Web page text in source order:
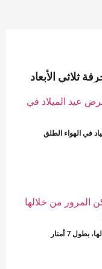
الأبعاد
الهواء الطلق
أمتار